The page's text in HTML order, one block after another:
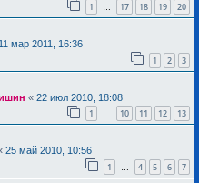
1 … 17 18 19 20
11 мар 2011, 16:36
1 2 3
« 22 июл 2010, 18:08
1 10 11 12 13
25 май 2010, 10:56
1 … 4 5 6 7